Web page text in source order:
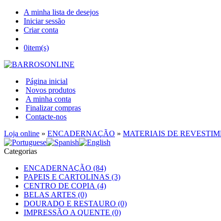
A minha lista de desejos
Iniciar sessão
Criar conta
0item(s)
Página inicial
Novos produtos
A minha conta
Finalizar compras
Contacte-nos
Loja online » ENCADERNAÇÃO » MATERIAIS DE
Categorias
ENCADERNAÇÃO (84)
PAPEIS E CARTOLINAS (3)
CENTRO DE COPIA (4)
BELAS ARTES (0)
DOURADO E RESTAURO (0)
IMPRESSÃO A QUENTE (0)